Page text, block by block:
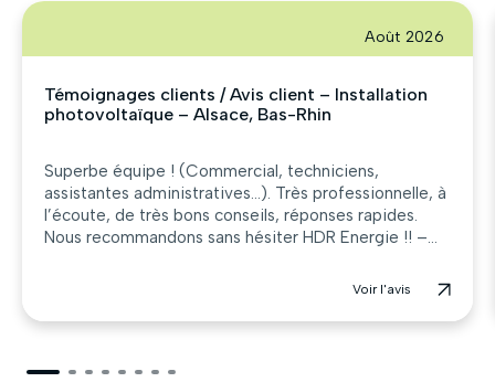
Août 2026
Témoignages clients / Avis client – Installation
photovoltaïque – Alsace, Bas-Rhin
Superbe équipe ! (Commercial, techniciens,
assistantes administratives…). Très professionnelle, à
l’écoute, de très bons conseils, réponses rapides.
Nous recommandons sans hésiter HDR Energie !! –...
Voir l'avis